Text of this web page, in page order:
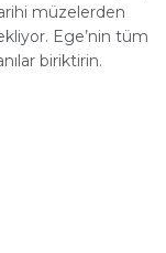
müzelerden
Ege’nin tüm
biriktirin.